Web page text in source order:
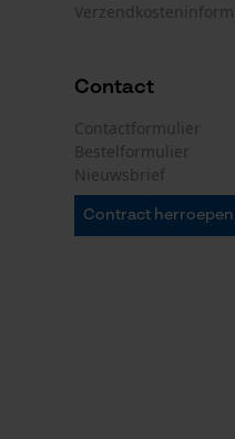
Contact
Contactformulier
Bestelformulier
Nieuwsbrief
Contract herroepen